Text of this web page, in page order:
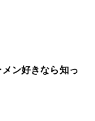
ン好きなら知っ